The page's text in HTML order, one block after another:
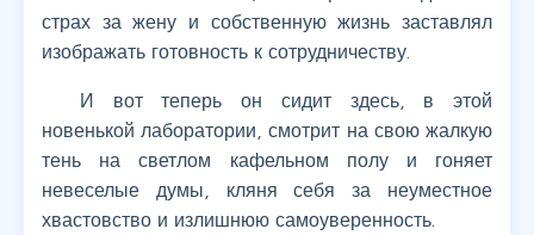
страх за жену и собственную жизнь заставлял
изображать готовность к сотрудничеству.
И вот теперь он сидит здесь, в этой
новенькой лаборатории, смотрит на свою жалкую
тень на светлом кафельном полу и гоняет
невеселые думы, кляня себя за неуместное
хвастовство и излишнюю самоуверенность.